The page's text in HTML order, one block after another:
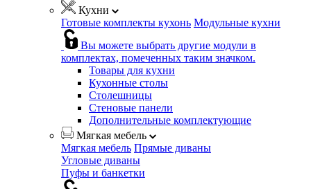
Кухни
Готовые комплекты кухонь Модульные кухни
Вы можете выбрать другие модули в
комплектах, помеченных таким значком.
Товары для кухни
Кухонные столы
Столешницы
Стеновые панели
Дополнительные комплектующие
Мягкая мебель
Мягкая мебель Прямые диваны
Угловые диваны
Пуфы и банкетки